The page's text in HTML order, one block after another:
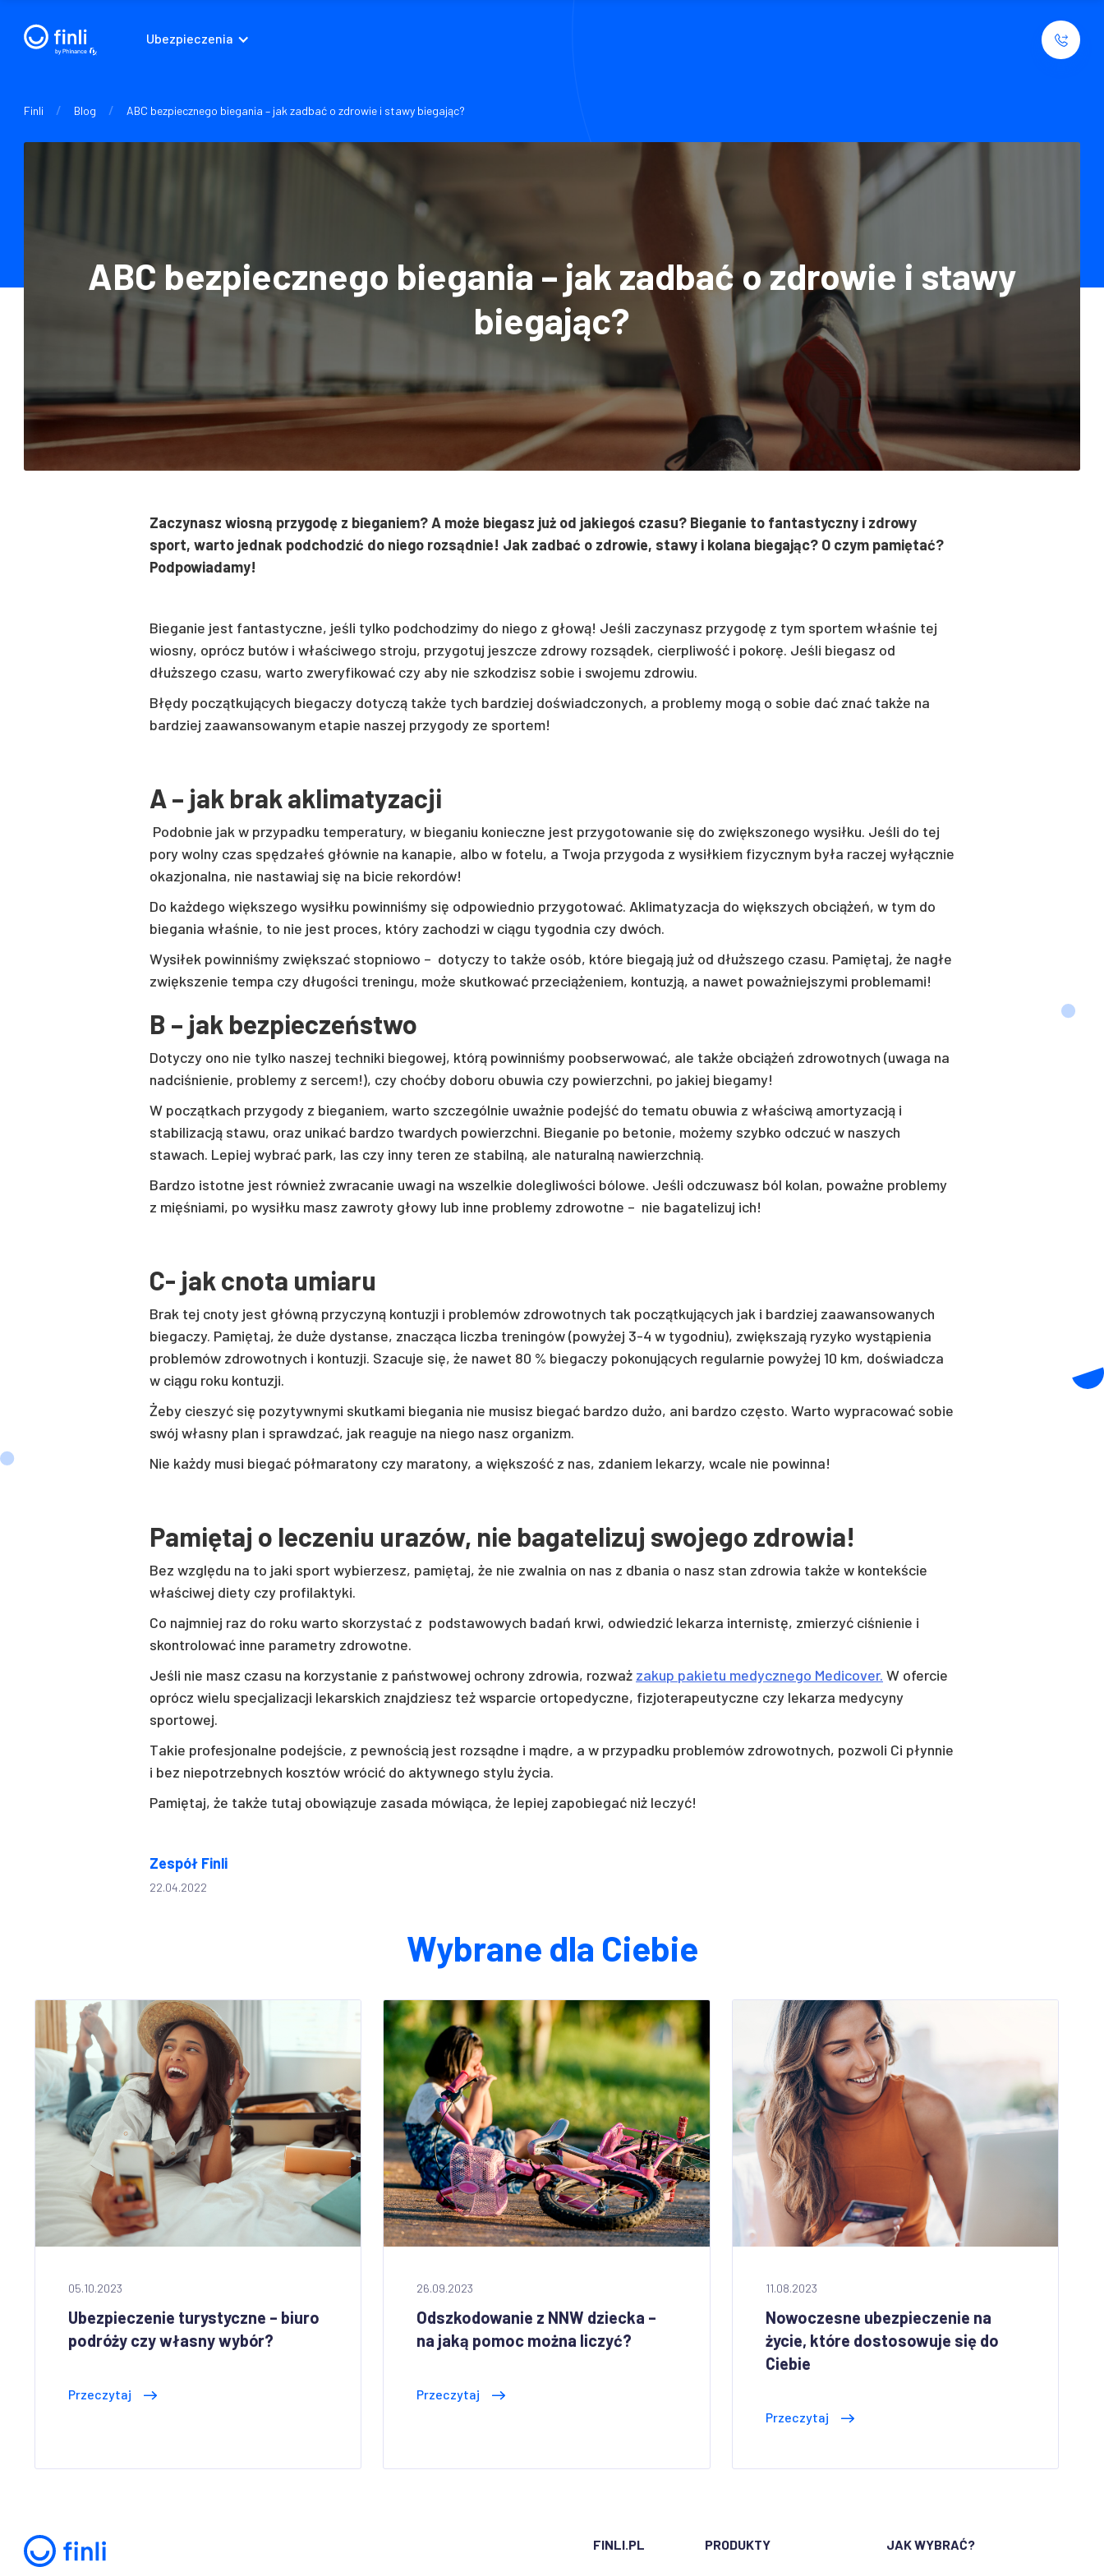
Ubezpieczenia
Finli / Blog / ABC bezpiecznego biegania – jak zadbać o zdrowie i stawy biegając?
ABC bezpiecznego biegania – jak zadbać o zdrowie i stawy
biegając?
Zaczynasz wiosną przygodę z bieganiem? A może biegasz już od jakiegoś czasu? Bieganie to fantastyczny i zdrowy
sport, warto jednak podchodzić do niego rozsądnie! Jak zadbać o zdrowie, stawy i kolana biegając? O czym pamiętać?
Podpowiadamy!
Bieganie jest fantastyczne, jeśli tylko podchodzimy do niego z głową! Jeśli zaczynasz przygodę z tym sportem właśnie tej
wiosny, oprócz butów i właściwego stroju, przygotuj jeszcze zdrowy rozsądek, cierpliwość i pokorę. Jeśli biegasz od
dłuższego czasu, warto zweryfikować czy aby nie szkodzisz sobie i swojemu zdrowiu.
Błędy początkujących biegaczy dotyczą także tych bardziej doświadczonych, a problemy mogą o sobie dać znać także na
bardziej zaawansowanym etapie naszej przygody ze sportem!
A – jak brak aklimatyzacji
Podobnie jak w przypadku temperatury, w bieganiu konieczne jest przygotowanie się do zwiększonego wysiłku. Jeśli do tej
pory wolny czas spędzałeś głównie na kanapie, albo w fotelu, a Twoja przygoda z wysiłkiem fizycznym była raczej wyłącznie
okazjonalna, nie nastawiaj się na bicie rekordów!
Do każdego większego wysiłku powinniśmy się odpowiednio przygotować. Aklimatyzacja do większych obciążeń, w tym do
biegania właśnie, to nie jest proces, który zachodzi w ciągu tygodnia czy dwóch.
Wysiłek powinniśmy zwiększać stopniowo – dotyczy to także osób, które biegają już od dłuższego czasu. Pamiętaj, że nagłe
zwiększenie tempa czy długości treningu, może skutkować przeciążeniem, kontuzją, a nawet poważniejszymi problemami!
B – jak bezpieczeństwo
Dotyczy ono nie tylko naszej techniki biegowej, którą powinniśmy poobserwować, ale także obciążeń zdrowotnych (uwaga na
nadciśnienie, problemy z sercem!), czy choćby doboru obuwia czy powierzchni, po jakiej biegamy!
W początkach przygody z bieganiem, warto szczególnie uważnie podejść do tematu obuwia z właściwą amortyzacją i
stabilizacją stawu, oraz unikać bardzo twardych powierzchni. Bieganie po betonie, możemy szybko odczuć w naszych
stawach. Lepiej wybrać park, las czy inny teren ze stabilną, ale naturalną nawierzchnią.
Bardzo istotne jest również zwracanie uwagi na wszelkie dolegliwości bólowe. Jeśli odczuwasz ból kolan, poważne problemy
z mięśniami, po wysiłku masz zawroty głowy lub inne problemy zdrowotne – nie bagatelizuj ich!
C- jak cnota umiaru
Brak tej cnoty jest główną przyczyną kontuzji i problemów zdrowotnych tak początkujących jak i bardziej zaawansowanych
biegaczy. Pamiętaj, że duże dystanse, znacząca liczba treningów (powyżej 3-4 w tygodniu), zwiększają ryzyko wystąpienia
problemów zdrowotnych i kontuzji. Szacuje się, że nawet 80 % biegaczy pokonujących regularnie powyżej 10 km, doświadcza
w ciągu roku kontuzji.
Żeby cieszyć się pozytywnymi skutkami biegania nie musisz biegać bardzo dużo, ani bardzo często. Warto wypracować sobie
swój własny plan i sprawdzać, jak reaguje na niego nasz organizm.
Nie każdy musi biegać półmaratony czy maratony, a większość z nas, zdaniem lekarzy, wcale nie powinna!
Pamiętaj o leczeniu urazów, nie bagatelizuj swojego zdrowia!
Bez względu na to jaki sport wybierzesz, pamiętaj, że nie zwalnia on nas z dbania o nasz stan zdrowia także w kontekście
właściwej diety czy profilaktyki.
Co najmniej raz do roku warto skorzystać z podstawowych badań krwi, odwiedzić lekarza internistę, zmierzyć ciśnienie i
skontrolować inne parametry zdrowotne.
Jeśli nie masz czasu na korzystanie z państwowej ochrony zdrowia, rozważ zakup pakietu medycznego Medicover. W ofercie
oprócz wielu specjalizacji lekarskich znajdziesz też wsparcie ortopedyczne, fizjoterapeutyczne czy lekarza medycyny
sportowej.
Takie profesjonalne podejście, z pewnością jest rozsądne i mądre, a w przypadku problemów zdrowotnych, pozwoli Ci płynnie
i bez niepotrzebnych kosztów wrócić do aktywnego stylu życia.
Pamiętaj, że także tutaj obowiązuje zasada mówiąca, że lepiej zapobiegać niż leczyć!
Zespół Finli
22.04.2022
Wybrane dla Ciebie
05.10.2023
Ubezpieczenie turystyczne – biuro
podróży czy własny wybór?
Przeczytaj
26.09.2023
Odszkodowanie z NNW dziecka –
na jaką pomoc można liczyć?
Przeczytaj
11.08.2023
Nowoczesne ubezpieczenie na
życie, które dostosowuje się do
Ciebie
Przeczytaj
FINLI.PL PRODUKTY JAK WYBRAĆ?